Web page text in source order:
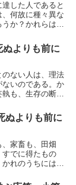
した人であると
何故に種々異な
か？かれらは多
たかれらは自分
ろうか？８８
よりも前に
ない人は、理法
いのである。か
も、生存の断滅
によって、理法
いのである。か
よりも前に
家畜も、田畑
すでに得たもの
れのうちには認
間的思考の運動